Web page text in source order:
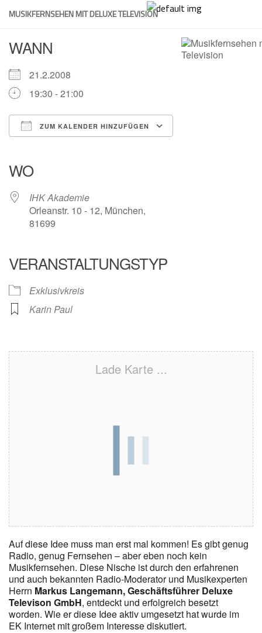
Skip
MUSIKFERNSEHEN MIT DELUXE TELEVISION
WANN
21.2.2008
19:30 - 21:00
ZUM KALENDER HINZUFÜGEN
WO
IHK Akademie
Orleanstr. 10 - 12, München,
81699
VERANSTALTUNGSTYP
Exklusivkreis
Karin Paul
Lade Karte ...
Auf diese Idee muss man erst mal kommen! Es gibt genug
Radio, genug Fernsehen – aber eben noch kein
Musikfernsehen. Diese Nische ist durch den erfahrenen
und auch bekannten Radio-Moderator und Musikexperten
Herrn Markus Langemann, Geschäftsführer Deluxe
Televison GmbH, entdeckt und erfolgreich besetzt
worden. Wie er diese Idee aktiv umgesetzt hat wurde im
EK Internet mit großem Interesse diskutiert.